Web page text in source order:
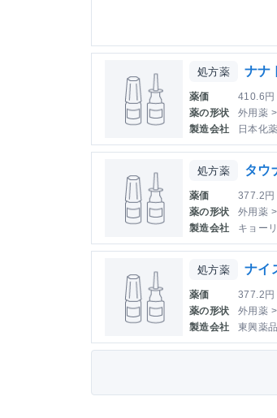
処方薬 ナナ
薬価
410.6
薬の形状
外用薬
製造会社
日本化薬
処方薬 タウ
薬価
377.2
薬の形状
外用薬
製造会社
キョー
処方薬 ナイ
薬価
377.2
薬の形状
外用薬
製造会社
東興薬品